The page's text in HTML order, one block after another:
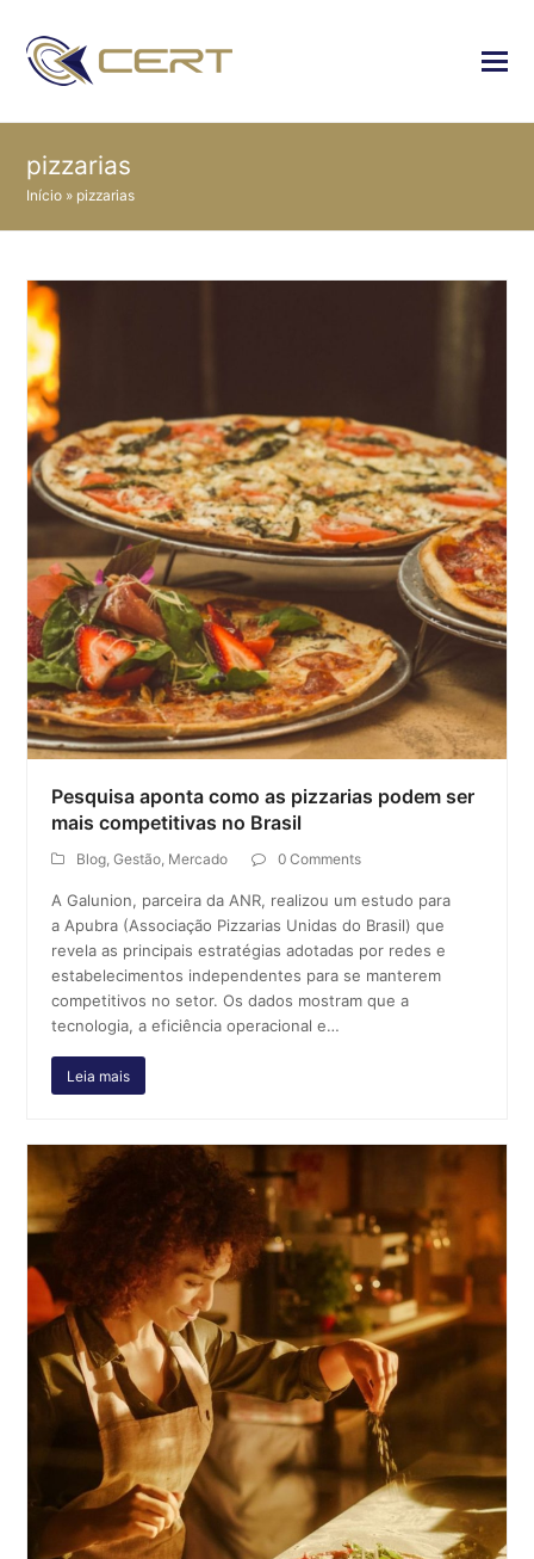
pizzarias
Início » pizzarias
Pesquisa aponta como as pizzarias podem ser
mais competitivas no Brasil
Blog,Gestão, Mercado 0 Comments
A Galunion, parceira da ANR, realizou um estudo para
a Apubra (Associação Pizzarias Unidas do Brasil) que
revela as principais estratégias adotadas por redes e
estabelecimentos independentes para se manterem
competitivos no setor. Os dados mostram que a
tecnologia, a eficiência operacional e…
Leia mais